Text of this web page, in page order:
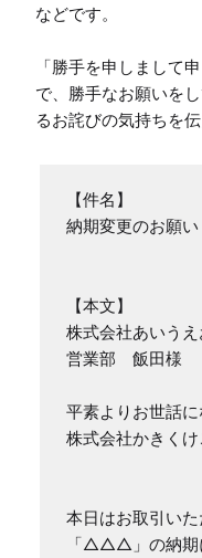
などです。
「勝手を申しまして
で、勝手なお願いを
るお詫びの気持ちを
【件名】
納期変更のお願い
【本文】
株式会社あいうえ
営業部　飯田様
平素よりお世話に
株式会社かきくけ
本日はお取引い
「△△△」の納期